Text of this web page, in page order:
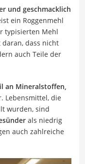
und geschmacklich
ein Roggenmehl
typisierten Mehl
daran, dass nicht
auch Teile der
an Mineralstoffen,
Lebensmittel, die
wurden, sind
als niedrig
auch zahlreiche